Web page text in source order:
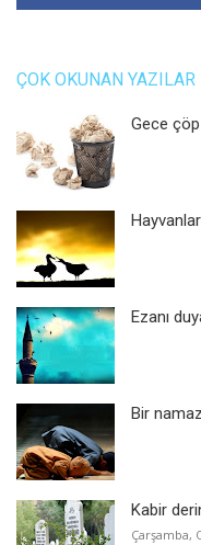
ÇOK OKUNAN YAZILAR
Gece
Ezanı
Bir
Kabir
Çarşamba,